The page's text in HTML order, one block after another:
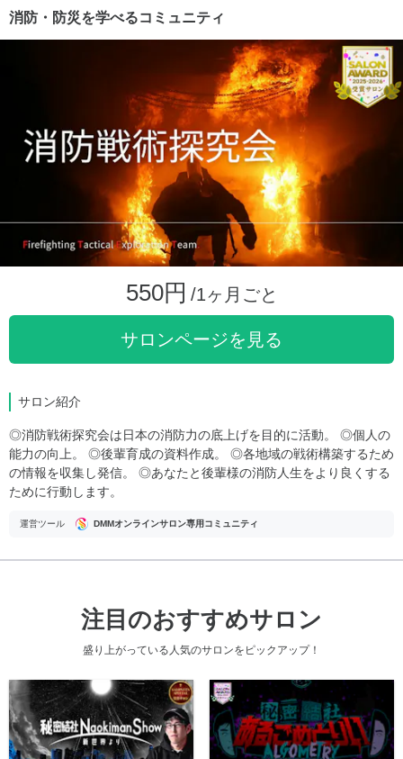
消防・防災を学べるコミュニティ
550円 /1ヶ月ごと
サロンページを見る
サロン紹介
◎消防戦術探究会は日本の消防力の底上げを目的に活動。 ◎個人の
能力の向上。 ◎後輩育成の資料作成。 ◎各地域の戦術構築するため
の情報を収集し発信。 ◎あなたと後輩様の消防人生をより良くする
ために行動します。
運営ツール DMMオンラインサロン専用コミュニティ
注目のおすすめサロン
盛り上がっている人気のサロンをピックアップ！